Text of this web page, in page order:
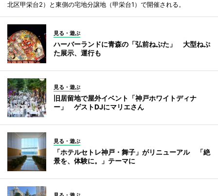
北区甲栄台2）と東側の宅地分譲地（甲栄台1）で開催される。
見る・遊ぶ
ハーバーランドに青森の「弘前ねぷた」 大型ねぷ
た展示、運行も
見る・遊ぶ
旧居留地で屋外イベント「神戸ホワイトディナ
ー」 ゲストDJにマリエさん
見る・遊ぶ
「ホテルセトレ神戸・舞子」がリニューアル 「絶
景を、体験に。」テーマに